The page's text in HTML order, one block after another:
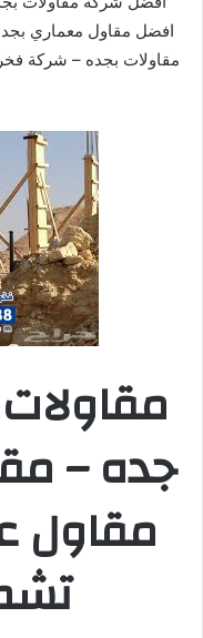
افضل مقاول معماري
مقاولات بجده – شركة
جده –
مقاول